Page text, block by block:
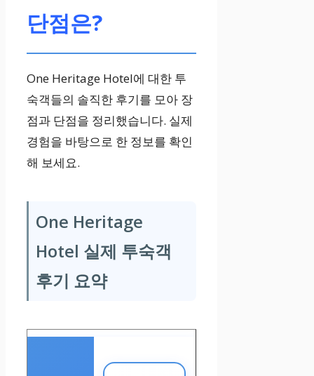
디럭스 킹
16m²
료 Wi-Fi, 에어
컨
23m²
단점은?
One Heritage Hotel에 대한 투
숙객들의 솔직한 후기를 모아 장
점과 단점을 정리했습니다. 실제
경험을 바탕으로 한 정보를 확인
해 보세요.
One Heritage
Hotel 실제 투숙객
후기 요약